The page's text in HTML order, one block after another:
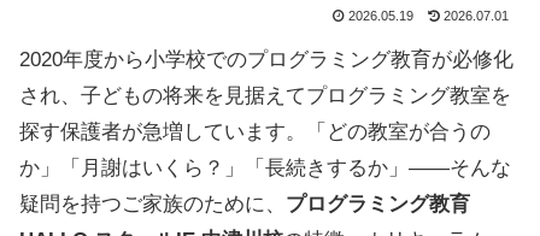
2026.05.19 2026.07.01
2020年度から小学校でのプログラミング教育が必修化
され、子どもの将来を見据えてプログラミング教室を
探す保護者が急増しています。「どの教室が合うの
か」「月謝はいくら？」「長続きするか」——そんな
疑問を持つご家族のために、 プログラミング教育